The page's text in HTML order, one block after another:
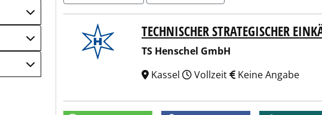
TS Henschel GmbHTECHNISCHER STRATEGISCHER
TS Henschel GmbH
Kassel
Vollzeit Keine Angabe